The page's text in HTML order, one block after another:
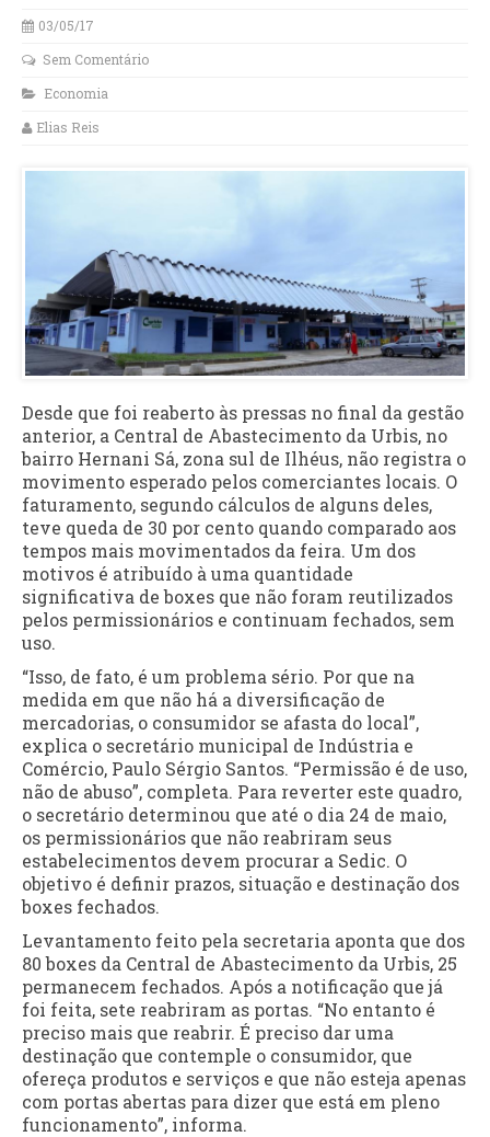
03/05/17
Sem Comentário
Economia
Elias Reis
Desde que foi reaberto às pressas no final da gestão
anterior, a Central de Abastecimento da Urbis, no
bairro Hernani Sá, zona sul de Ilhéus, não registra o
movimento esperado pelos comerciantes locais. O
faturamento, segundo cálculos de alguns deles,
teve queda de 30 por cento quando comparado aos
tempos mais movimentados da feira. Um dos
motivos é atribuído à uma quantidade
significativa de boxes que não foram reutilizados
pelos permissionários e continuam fechados, sem
uso.
“Isso, de fato, é um problema sério. Por que na
medida em que não há a diversificação de
mercadorias, o consumidor se afasta do local”,
explica o secretário municipal de Indústria e
Comércio, Paulo Sérgio Santos. “Permissão é de uso,
não de abuso”, completa. Para reverter este quadro,
o secretário determinou que até o dia 24 de maio,
os permissionários que não reabriram seus
estabelecimentos devem procurar a Sedic. O
objetivo é definir prazos, situação e destinação dos
boxes fechados.
Levantamento feito pela secretaria aponta que dos
80 boxes da Central de Abastecimento da Urbis, 25
permanecem fechados. Após a notificação que já
foi feita, sete reabriram as portas. “No entanto é
preciso mais que reabrir. É preciso dar uma
destinação que contemple o consumidor, que
ofereça produtos e serviços e que não esteja apenas
com portas abertas para dizer que está em pleno
funcionamento”, informa.